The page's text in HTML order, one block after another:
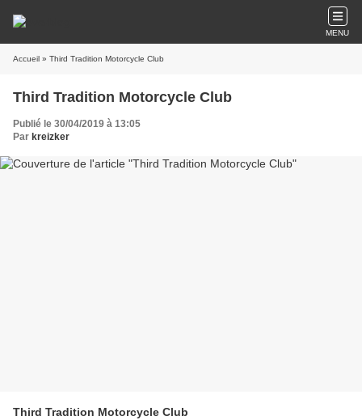
MENU
Accueil » Third Tradition Motorcycle Club
Third Tradition Motorcycle Club
Publié le 30/04/2019 à 13:05
Par kreizker
Third Tradition Motorcycle Club